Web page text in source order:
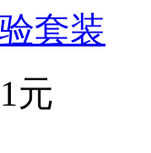
套装
元